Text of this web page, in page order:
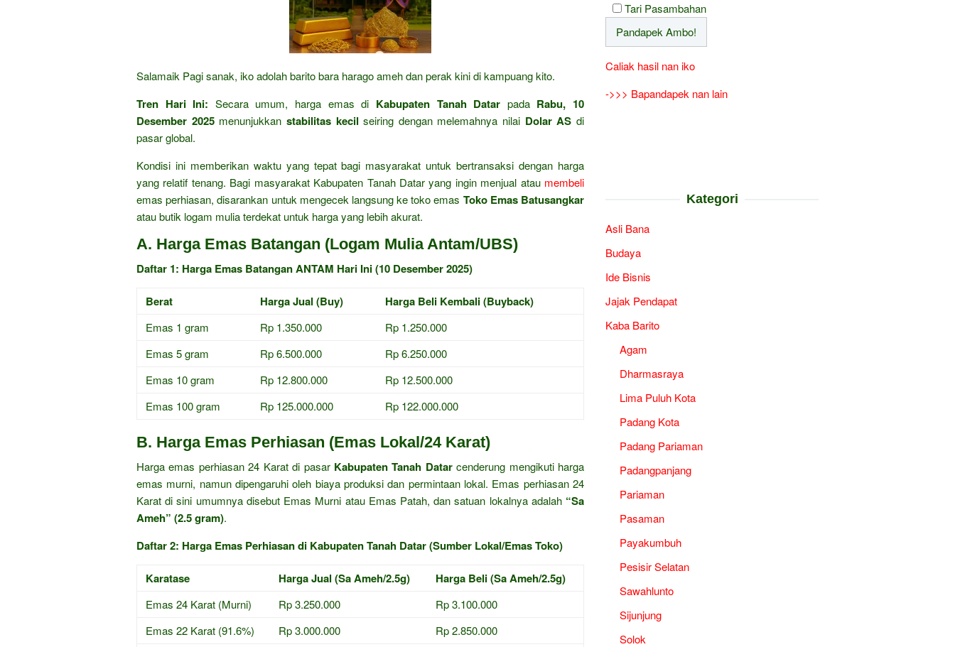
Salamaik Pagi sanak, iko adolah barito bara harago ameh dan perak kini di kampuang kito.
Tren Hari Ini: Secara umum, harga emas di Kabupaten Tanah Datar pada Rabu, 10
Desember 2025menunjukkan stabilitas kecil seiring dengan melemahnya nilai Dolar AS di
pasar global.
Kondisi ini memberikan waktu yang tepat bagi masyarakat untuk bertransaksi dengan harga
yang relatif tenang. Bagi masyarakat Kabupaten Tanah Datar yang ingin menjual atau membeli
emas perhiasan, disarankan untuk mengecek langsung ke toko emas Toko Emas Batusangkar
atau butik logam mulia terdekat untuk harga yang lebih akurat.
A. Harga Emas Batangan (Logam Mulia Antam/UBS)
Daftar 1: Harga Emas Batangan ANTAM Hari Ini (10 Desember 2025)
Berat Harga Jual (Buy) Harga Beli Kembali (Buyback)
Emas 1 gram Rp 1.350.000
Rp 1.250.000
Emas 5 gram
Rp 6.500.000
Rp 6.250.000
Emas 10 gram
Rp 12.800.000
Rp 12.500.000
Emas 100 gram
Rp 125.000.000 Rp 122.000.000
B. Harga Emas Perhiasan (Emas Lokal/24 Karat)
Harga emas perhiasan 24 Karat di pasar Kabupaten Tanah Datarcenderung mengikuti harga
emas murni, namun dipengaruhi oleh biaya produksi dan permintaan lokal. Emas perhiasan 24
Karat di sini umumnya disebut Emas Murni atau Emas Patah, dan satuan lokalnya adalah “Sa
Ameh” (2.5 gram).
Daftar 2: Harga Emas Perhiasan di Kabupaten Tanah Datar (Sumber Lokal/Emas Toko)
Karatase Harga Jual (Sa Ameh/2.5g) Harga Beli (Sa Ameh/2.5g)
Emas 24 Karat (Murni) Rp 3.250.000
Rp 3.100.000
Emas 22 Karat (91.6%)
Rp 3.000.000
Rp 2.850.000
Tari Pasambahan
Caliak hasil nan iko
->>> Bapandapek nan lain
Kategori
Asli Bana
Budaya
Ide Bisnis
Jajak Pendapat
Kaba Barito
Agam
Dharmasraya
Lima Puluh Kota
Padang Kota
Padang Pariaman
Padangpanjang
Pariaman
Pasaman
Payakumbuh
Pesisir Selatan
Sawahlunto
Sijunjung
Solok